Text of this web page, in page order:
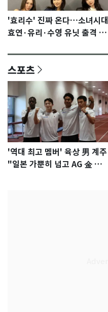
'효리수' 진짜 온다…소녀시대
효연·유리·수영 유닛 출격 [N
스포츠
'역대 최고 멤버' 육상 男 계주
"일본 가뿐히 넘고 AG 金 따겠